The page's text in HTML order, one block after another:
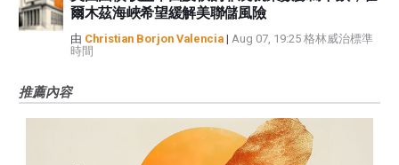
爾木茲海峽希望緩解美聯儲風險
由 Christian Borjon Valencia | Aug 07, 19:25 格林威治標準
時間
推薦內容